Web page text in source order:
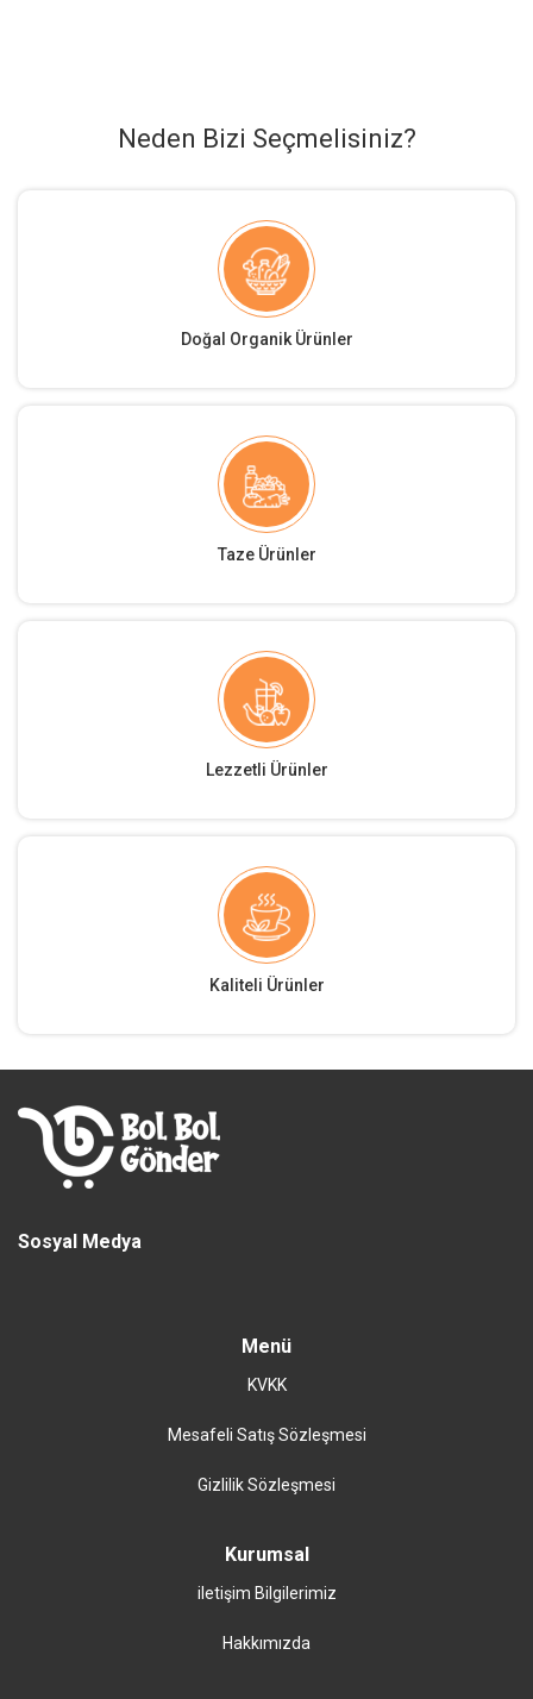
Neden Bizi Seçmelisiniz?
Doğal Organik Ürünler
Taze Ürünler
Lezzetli Ürünler
Kaliteli Ürünler
Sosyal Medya
Menü
KVKK
Mesafeli Satış Sözleşmesi
Gizlilik Sözleşmesi
Kurumsal
iletişim Bilgilerimiz
Hakkımızda